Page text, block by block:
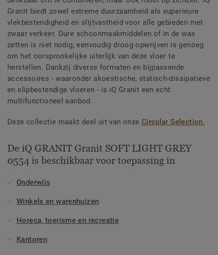
Granit biedt zowel extreme duurzaamheid als superieure
vlekbestendigheid en slijtvastheid voor alle gebieden met
zwaar verkeer. Dure schoonmaakmiddelen of in de was
zetten is niet nodig, eenvoudig droog opwrijven is genoeg
om het oorspronkelijke uiterlijk van deze vloer te
herstellen. Dankzij diverse formaten en bijpassende
accessoires - waaronder akoestische, statisch-dissipatieve
en slipbestendige vloeren - is iQ Granit een echt
multifunctioneel aanbod.
Deze collectie maakt deel uit van onze Circular Selection.
De iQ GRANIT Granit SOFT LIGHT GREY
0554 is beschikbaar voor toepassing in
Onderwijs
Winkels en warenhuizen
Horeca, toerisme en recreatie
Kantoren